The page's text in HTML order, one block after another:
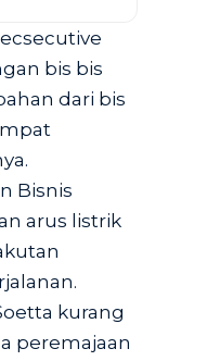
bis bis
dari bis
Bisnis
arus listrik
kurang
peremajaan